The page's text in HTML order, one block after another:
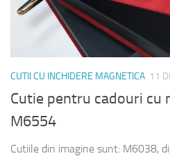
CUTII CU INCHIDERE MAGNETICA 11
Cutie pentru cadouri cu
M6554
Cutiile din imagine sunt: M6038,